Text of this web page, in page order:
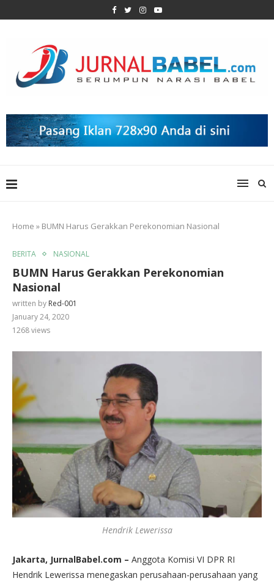
Home » BUMN Harus Gerakkan Perekonomian Nasional
BERITA NASIONAL
BUMN Harus Gerakkan Perekonomian
Nasional
written by Red-001
January 24, 2020
1268views
Hendrik Lewerissa
Jakarta, JurnalBabel.com – Anggota Komisi VI DPR RI
Hendrik Lewerissa menegaskan perusahaan-perusahaan yang